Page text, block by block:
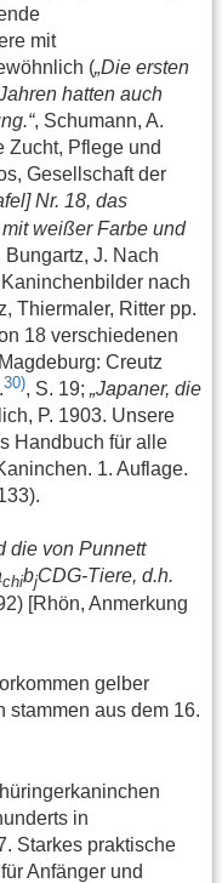
mit
(„Die ersten
hatten auch
, Schumann, A.
Zucht, Pflege und
Gesellschaft der
Nr. 18, das
weißer Farbe und
Bungartz, J. Nach
nach
Thiermaler, Ritter pp.
18 verschiedenen
Creutz
30), S. 19; „Japaner, die
P. 1903. Unsere
Handbuch für alle
1. Auflage.
die von Punnett
chibjCDG-Tiere, d.h.
[Rhön, Anmerkung
gelber
stammen aus dem 16.
in
Starkes praktische
Anfänger und